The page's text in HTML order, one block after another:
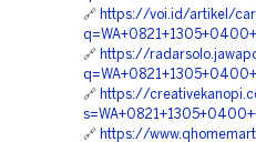
🔗 https://voi.id/artikel/
🔗 https://
🔗 https://
🔗 https://